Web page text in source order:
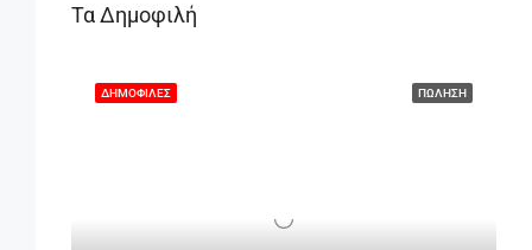
Τα Δημοφιλή
ΠΏΛΗΣΗ
ΔΗΜΟΦΙΛΈΣ